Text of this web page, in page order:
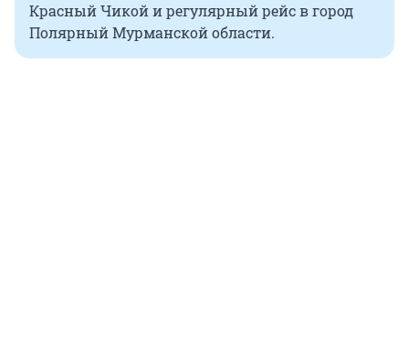
Красный Чикой и регулярный рейс в город
Полярный Мурманской области.